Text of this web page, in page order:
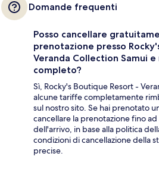
Domande frequenti
Posso cancellare
prenotazione presso
Veranda Collection Samui
completo?
Sì, Rocky's Boutique Resort -
alcune tariffe completamente
sul nostro sito. Se hai prenotato
cancellare la prenotazione fino
dell'arrivo, in base alla politica
condizioni di cancellazione della
precise.